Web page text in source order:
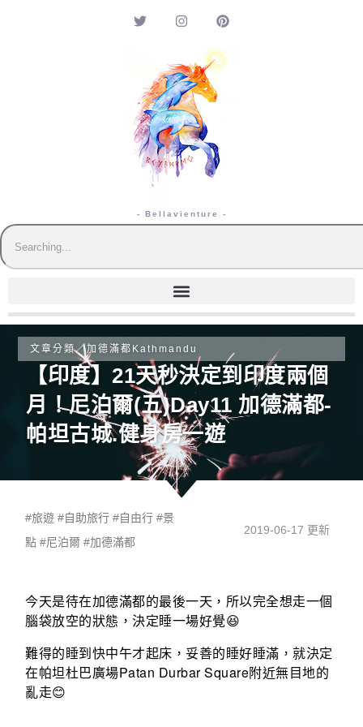
- Bellavienture -
文章分類／加德滿都Kathmandu
【印度】21天秒決定到印度兩個
月！尼泊爾(五)Day11 加德滿都-
帕坦古城.健身房一遊
#旅遊 #自助旅行 #自由行 #景
點 #尼泊爾 #加德滿都
2019-06-17 更新
今天是待在加德滿都的最後一天，所以完全想走一個
腦袋放空的狀態，決定睡一場好覺😆
難得的睡到快中午才起床，妥善的睡好睡滿，就決定
在帕坦杜巴廣場Patan Durbar Square附近無目地的
亂走😊